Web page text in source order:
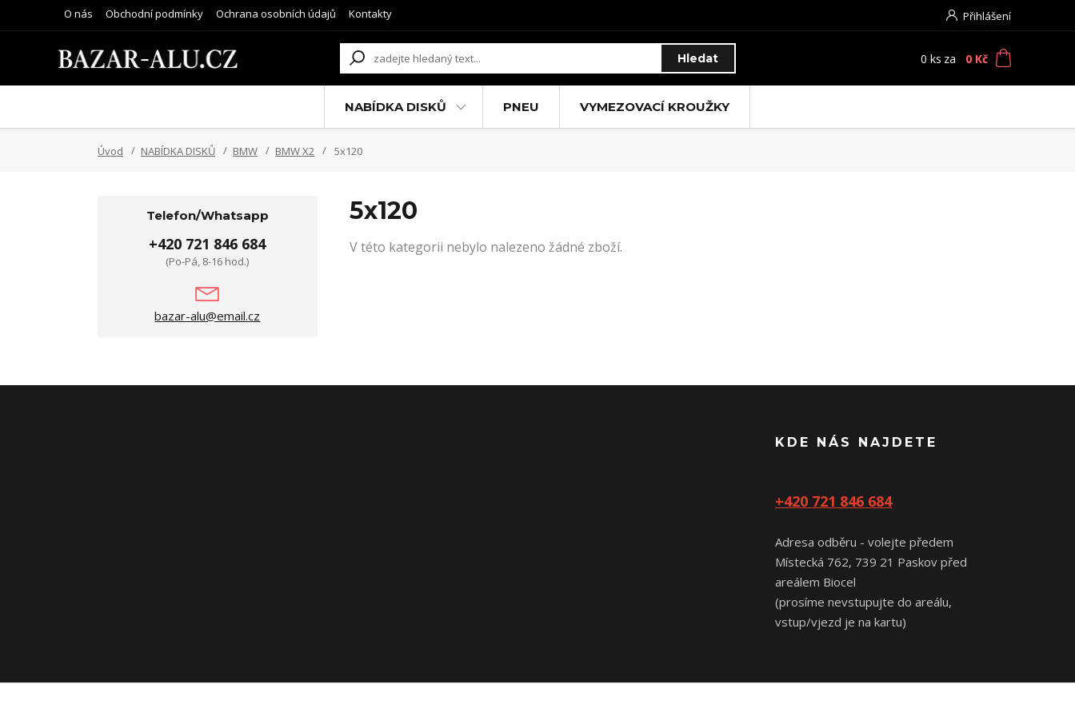
O nás Obchodní podmínky Ochrana osobních údajů Kontakty Přihlášení
Hledat 0 ks za 0 Kč
NABÍDKA DISKŮ PNEU VYMEZOVACÍ KROUŽKY
Úvod NABÍDKA DISKŮ BMW BMW X2 5x120
5x120
V této kategorii nebylo nalezeno žádné zboží.
Telefon/Whatsapp
+420 721 846 684
(Po-Pá, 8-16 hod.)
bazar-alu@email.cz
KDE NÁS NAJDETE
+420 721 846 684
Adresa odběru - volejte předem
Místecká 762, 739 21 Paskov před
areálem Biocel
(prosíme nevstupujte do areálu,
vstup/vjezd je na kartu)